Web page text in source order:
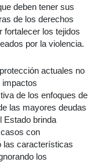
deben tener sus
de los derechos
fortalecer los tejidos
por la violencia.
actuales no
impactos
de los enfoques de
las mayores deudas
Estado brinda
con
las características
los